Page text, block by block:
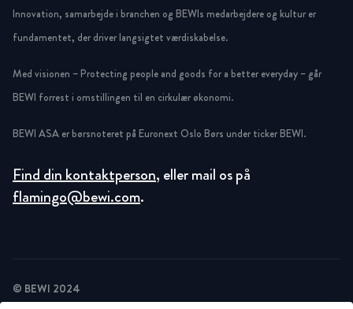
Innovation, samarbejde i branchen og BEWIs medarbejdere og kultur er
fundamentet, der driver langsigtet værdiskabelse.
Med visionen – Protecting people and goods for a better everyday – går
BEWI forrest i omstillingen til en cirkulær økonomi.
BEWI ASA er børsnoteret på Euronext Oslo Børs under ticker BEWI.
Find din kontaktperson, eller mail os på
flamingo@bewi.com.
© BEWI 2024